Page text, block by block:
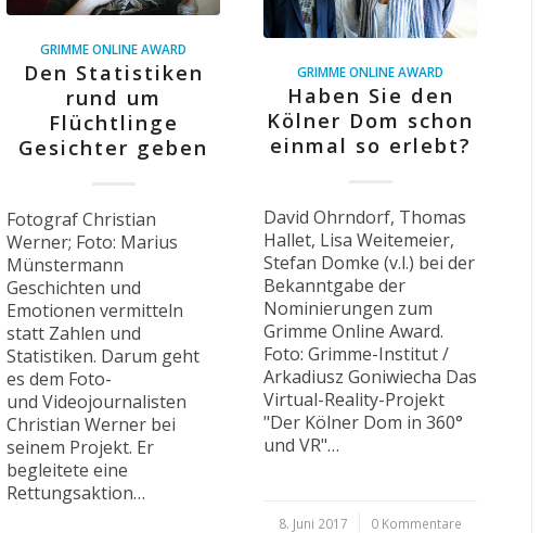
GRIMME ONLINE AWARD
Den Statistiken
rund um
Flüchtlinge
Gesichter geben
Fotograf Christian
Werner; Foto: Marius
Münstermann
Geschichten und
Emotionen vermitteln
statt Zahlen und
Statistiken. Darum geht
es dem Foto-
und Videojournalisten
Christian Werner bei
seinem Projekt. Er
begleitete eine
Rettungsaktion…
GRIMME ONLINE AWARD
Haben Sie den
Kölner Dom schon
einmal so erlebt?
David Ohrndorf, Thomas
Hallet, Lisa Weitemeier,
Stefan Domke (v.l.) bei der
Bekanntgabe der
Nominierungen zum
Grimme Online Award.
Foto: Grimme-Institut /
Arkadiusz Goniwiecha Das
Virtual-Reality-Projekt
"Der Kölner Dom in 360°
und VR"…
8. Juni 2017
/ 0 Kommentare